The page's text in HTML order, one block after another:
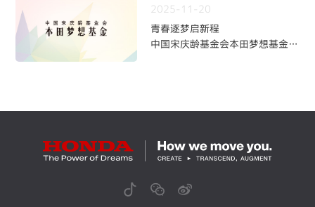
2025-11-20
青春逐梦启新程
中国宋庆龄基金会本田梦想基金第